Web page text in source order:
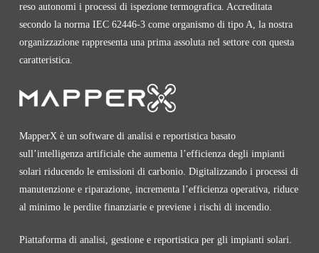
reso autonomi i processi di ispezione termografica. Accreditata
secondo la norma IEC 62446-3 come organismo di tipo A, la nostra
organizzazione rappresenta una prima assoluta nel settore con questa
caratteristica.
MapperX è un software di analisi e reportistica basato
sull’intelligenza artificiale che aumenta l’efficienza degli impianti
solari riducendo le emissioni di carbonio. Digitalizzando i processi di
manutenzione e riparazione, incrementa l’efficienza operativa, riduce
al minimo le perdite finanziarie e previene i rischi di incendio.
Piattaforma di analisi, gestione e reportistica per gli impianti solari.